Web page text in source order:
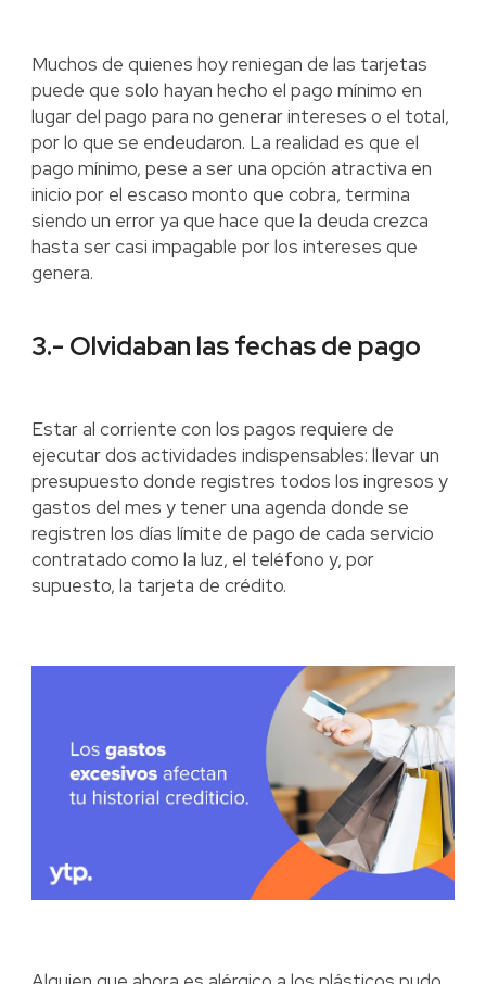
Muchos de quienes hoy reniegan de las tarjetas
puede que solo hayan hecho el pago mínimo en
lugar del pago para no generar intereses o el total,
por lo que se endeudaron. La realidad es que el
pago mínimo, pese a ser una opción atractiva en
inicio por el escaso monto que cobra, termina
siendo un error ya que hace que la deuda crezca
hasta ser casi impagable por los intereses que
genera.
3.- Olvidaban las fechas de pago
Estar al corriente con los pagos requiere de
ejecutar dos actividades indispensables: llevar un
presupuesto donde registres todos los ingresos y
gastos del mes y tener una agenda donde se
registren los días límite de pago de cada servicio
contratado como la luz, el teléfono y, por
supuesto, la tarjeta de crédito.